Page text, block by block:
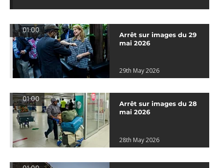
01:00
Arrêt sur images du 29
mai 2026
29th May 2026
01:00
Arrêt sur images du 28
mai 2026
28th May 2026